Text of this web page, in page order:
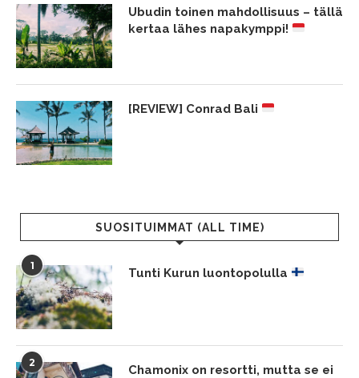
Ubudin toinen mahdollisuus – tällä
kertaa lähes napakymppi!
[REVIEW] Conrad Bali
SUOSITUIMMAT (ALL TIME)
1
Tunti Kurun luontopolulla
2
Chamonix on resortti, mutta se ei